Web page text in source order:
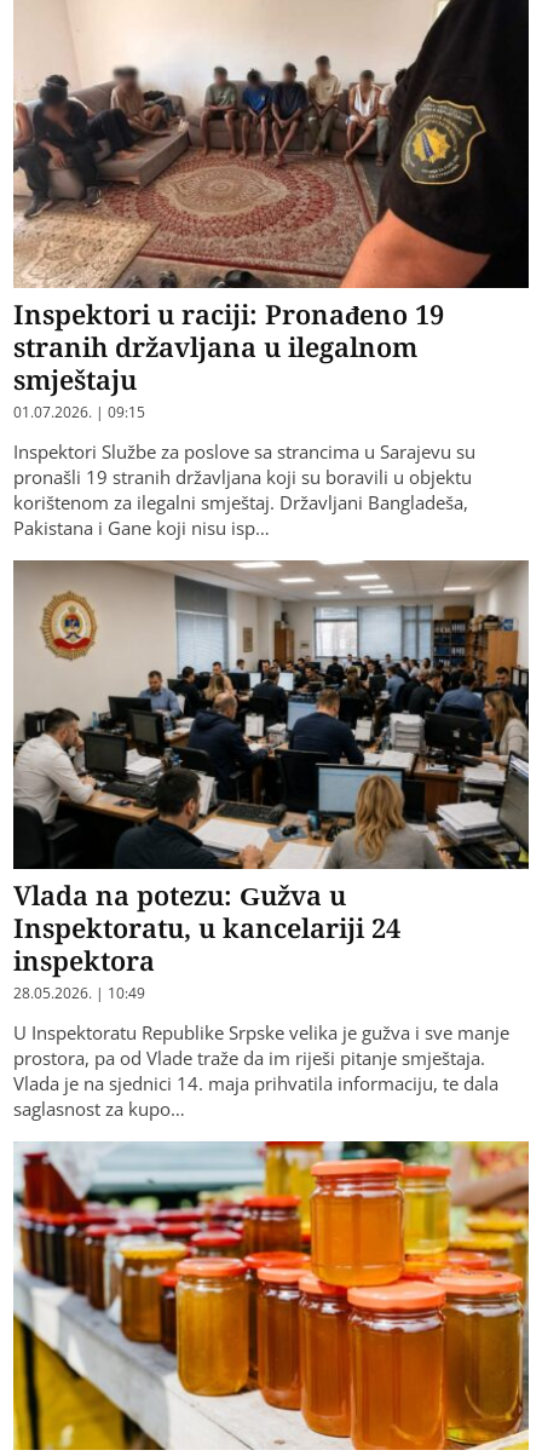
Inspektori u raciji: Pronađeno 19
stranih državljana u ilegalnom
smještaju
01.07.2026. | 09:15
Inspektori Službe za poslove sa strancima u Sarajevu su
pronašli 19 stranih državljana koji su boravili u objektu
korištenom za ilegalni smještaj. Državljani Bangladeša,
Pakistana i Gane koji nisu isp…
Vlada na potezu: Gužva u
Inspektoratu, u kancelariji 24
inspektora
28.05.2026. | 10:49
U Inspektoratu Republike Srpske velika je gužva i sve manje
prostora, pa od Vlade traže da im riješi pitanje smještaja.
Vlada je na sjednici 14. maja prihvatila informaciju, te dala
saglasnost za kupo…